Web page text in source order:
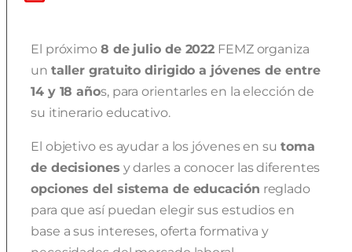
El próximo 8 de julio de 2022 FEMZ organiza
un tallergratuitodirigido a jóvenes de entre
14 y 18 años, para orientarles en la elección de
su itinerario educativo.
El objetivo es ayudar a los jóvenes en su toma
de decisiones y darles a conocer las diferentes
opciones del sistema de educación reglado
para que así puedan elegir sus estudios en
base a sus intereses, oferta formativa y